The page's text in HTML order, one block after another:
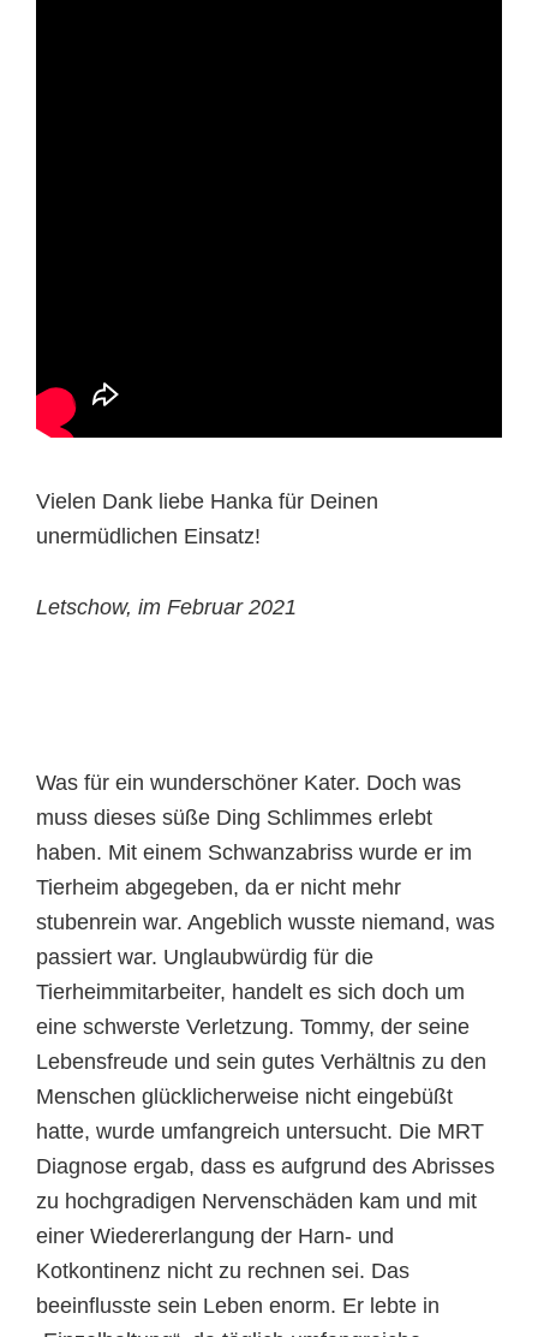
Vielen Dank liebe Hanka für Deinen
unermüdlichen Einsatz!
Letschow, im Februar 2021
Was für ein wunderschöner Kater. Doch was
muss dieses süße Ding Schlimmes erlebt
haben. Mit einem Schwanzabriss wurde er im
Tierheim abgegeben, da er nicht mehr
stubenrein war. Angeblich wusste niemand, was
passiert war. Unglaubwürdig für die
Tierheimmitarbeiter, handelt es sich doch um
eine schwerste Verletzung. Tommy, der seine
Lebensfreude und sein gutes Verhältnis zu den
Menschen glücklicherweise nicht eingebüßt
hatte, wurde umfangreich untersucht. Die MRT
Diagnose ergab, dass es aufgrund des Abrisses
zu hochgradigen Nervenschäden kam und mit
einer Wiedererlangung der Harn- und
Kotkontinenz nicht zu rechnen sei. Das
beeinflusste sein Leben enorm. Er lebte in